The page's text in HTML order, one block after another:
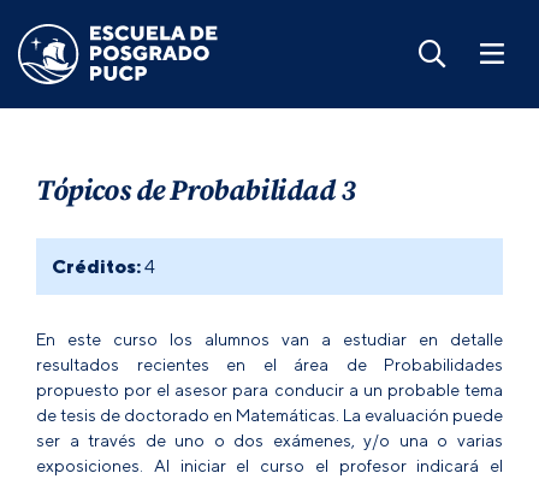
Tópicos de Probabilidad 3
Créditos:4
En este curso los alumnos van a estudiar en detalle
resultados recientes en el área de Probabilidades
propuesto por el asesor para conducir a un probable tema
de tesis de doctorado en Matemáticas. La evaluación puede
ser a través de uno o dos exámenes, y/o una o varias
exposiciones. Al iniciar el curso el profesor indicará el